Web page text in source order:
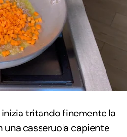
inizia tritando finemente la
una casseruola capiente